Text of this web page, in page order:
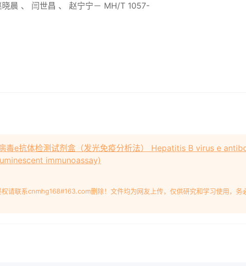
晓晨 、 闫世昌 、 赵宁宁－ MH/T 1057-
毒e抗体检测试剂盒（发光免疫分析法） Hepatitis B virus e
immunoassay)
请联系cnmhg168#163.com删除！文件均为网友上传，仅供研究和学习使用，务